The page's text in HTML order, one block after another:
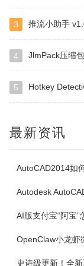
白金岛
3 推流小助手
4 JlmPack压缩
5 Hotkey
最新资讯
AutoCAD2014如何使用图
Autodesk AutoCAD 2014
AI版支付宝“阿宝”怎么用？右滑切换方法与内测邀请
OpenClaw小龙虾微信接入教程：服务器部署、
史诗级更新！全新豆包视频通话